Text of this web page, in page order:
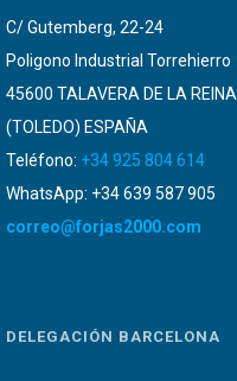
C/ Gutemberg, 22-24
Poligono Industrial Torrehierro
45600 TALAVERA DE LA REINA
(TOLEDO) ESPAÑA
Teléfono: +34 925 804 614
WhatsApp: +34 639 587 905
correo@forjas2000.com
DELEGACIÓN BARCELONA